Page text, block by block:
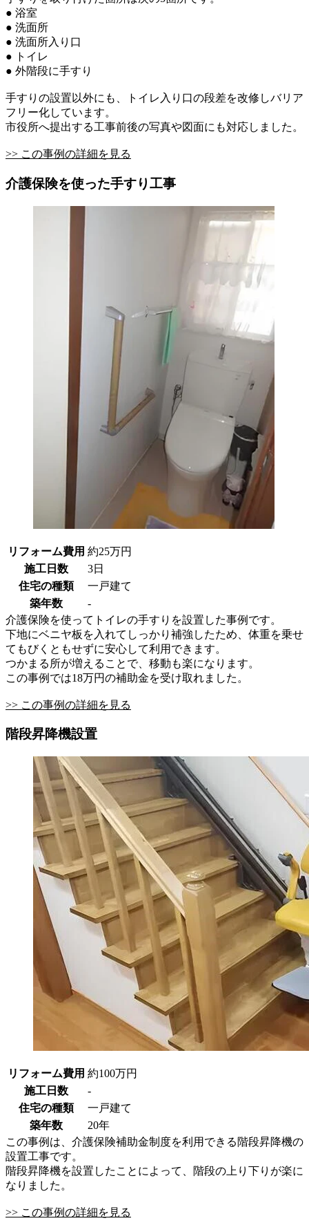
● 浴室
● 洗面所
● 洗面所入り口
● トイレ
● 外階段に手すり
手すりの設置以外にも、トイレ入り口の段差を改修しバリア
フリー化しています。
市役所へ提出する工事前後の写真や図面にも対応しました。
>> この事例の詳細を見る
介護保険を使った手すり工事
リフォーム費用 約25万円
施工日数
3日
住宅の種類
一戸建て
築年数
-
介護保険を使ってトイレの手すりを設置した事例です。
下地にベニヤ板を入れてしっかり補強したため、体重を乗せ
てもびくともせずに安心して利用できます。
つかまる所が増えることで、移動も楽になります。
この事例では18万円の補助金を受け取れました。
>> この事例の詳細を見る
階段昇降機設置
リフォーム費用 約100万円
施工日数
-
住宅の種類
一戸建て
築年数
20年
この事例は、介護保険補助金制度を利用できる階段昇降機の
設置工事です。
階段昇降機を設置したことによって、階段の上り下りが楽に
なりました。
>> この事例の詳細を見る